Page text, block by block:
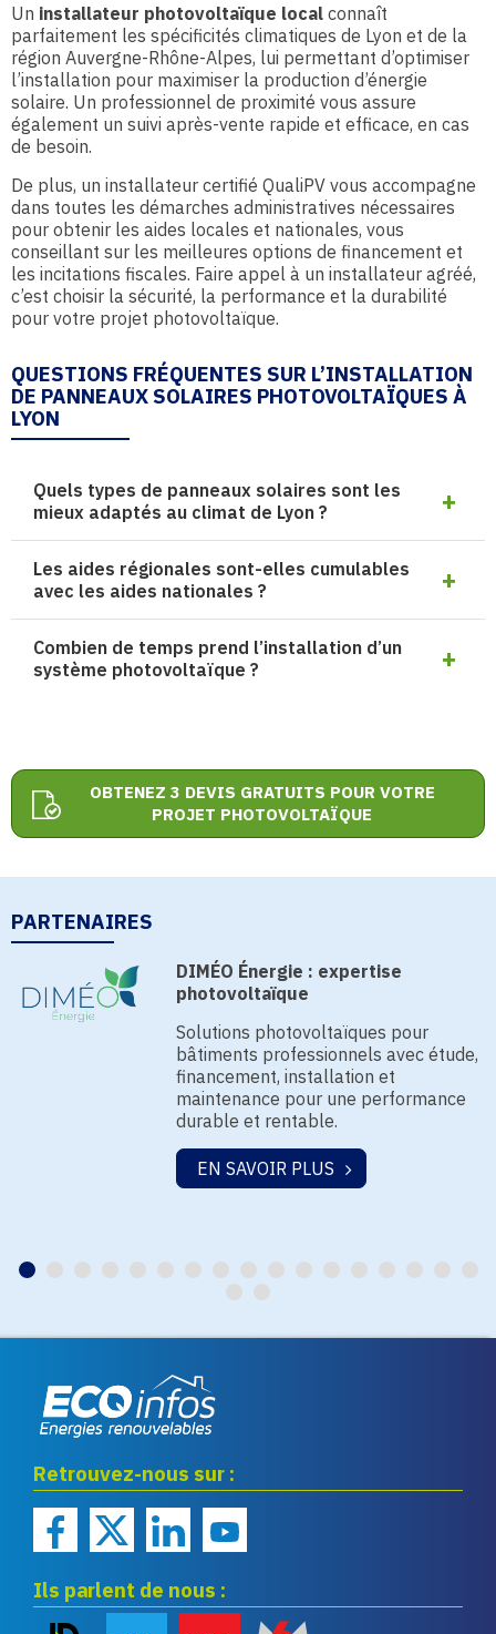
Un installateur photovoltaïque local connaît
parfaitement les spécificités climatiques de Lyon et de la
région Auvergne-Rhône-Alpes, lui permettant d’optimiser
l’installation pour maximiser la production d’énergie
solaire. Un professionnel de proximité vous assure
également un suivi après-vente rapide et efficace, en cas
de besoin.
De plus, un installateur certifié QualiPV vous accompagne
dans toutes les démarches administratives nécessaires
pour obtenir les aides locales et nationales, vous
conseillant sur les meilleures options de financement et
les incitations fiscales. Faire appel à un installateur agréé,
c’est choisir la sécurité, la performance et la durabilité
pour votre projet photovoltaïque.
QUESTIONS FRÉQUENTES SUR L’INSTALLATION
DE PANNEAUX SOLAIRES PHOTOVOLTAÏQUES À
LYON
Quels types de panneaux solaires sont les
mieux adaptés au climat de Lyon ?
Les aides régionales sont-elles cumulables
avec les aides nationales ?
Combien de temps prend l’installation d’un
système photovoltaïque ?
OBTENEZ 3 DEVIS GRATUITS POUR VOTRE
PROJET PHOTOVOLTAÏQUE
PARTENAIRES
DIMÉO Énergie : expertise
photovoltaïque
Solutions photovoltaïques pour
bâtiments professionnels avec étude,
financement, installation et
maintenance pour une performance
durable et rentable.
EN SAVOIR PLUS
renouvelables
Retrouvez-nous sur :
Ils parlent de nous :